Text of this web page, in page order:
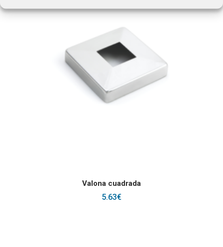
SELECCIONAR OPCIONES
Valona cuadrada
5.63€